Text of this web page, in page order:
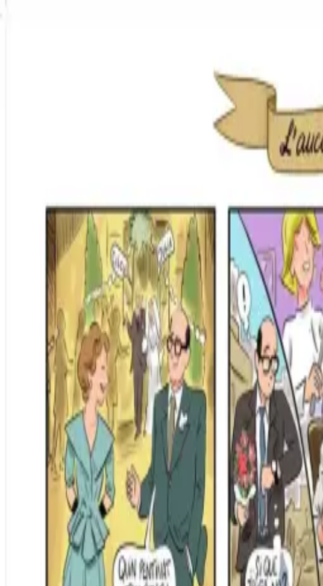
Caricatures
Auques
Còmics personalitzats
Revista de còmic
Contes personalitzats
Conte a midaPremium
Editorials Qui som Contacte
Aneu a la botiga